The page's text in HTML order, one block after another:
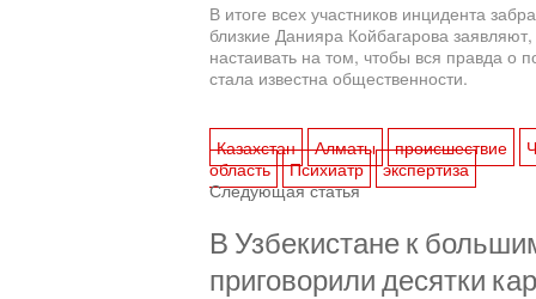
В итоге всех участников инцидента
близкие Данияра Койбагарова
настаивать на том, чтобы вся правда о
стала известна общественности.
Казахстан Алматы происшествие
область
Психиатр
экспертиза
Следующая статья
В Узбекистане к
приговорили десятки